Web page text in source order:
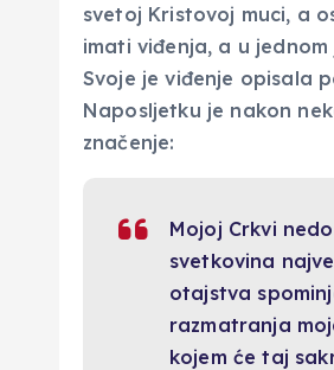
svetoj Kristovoj muci, a
imati viđenja, a u
Svoje je viđenje opisala
Naposljetku je nakon
značenje:
Mojoj Crkvi
svetkovina
otajstva
razmatranja
kojem će taj